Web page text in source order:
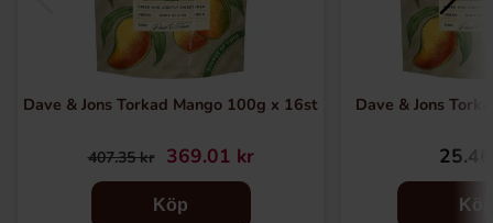
Dave & Jons Torkad Mango 100g x 16st
407.35 kr 369.01 kr
Köp
Dave & Jons
Köp